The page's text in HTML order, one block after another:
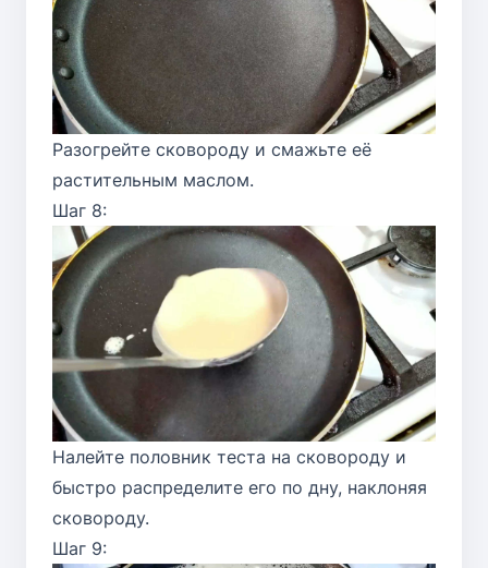
Разогрейте сковороду и смажьте её
растительным маслом.
Шаг 8:
Налейте половник теста на сковороду и
быстро распределите его по дну, наклоняя
сковороду.
Шаг 9: